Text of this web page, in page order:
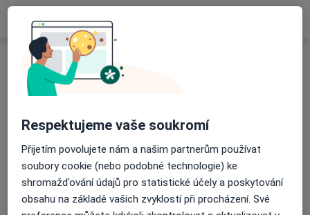
Adresa
Ordinace-fyziatrie a balneologie
Přiblížit mapuse otevře v nové záložce
Dostupnost
Na této adrese online kalendář není aktivní
Respektujeme vaše soukromí
Přijetím povolujete nám a našim partnerům používat
soubory cookie (nebo podobné technologie) ke
shromažďování údajů pro statistické účely a poskytování
obsahu na základě vašich zvyklostí při procházení. Své